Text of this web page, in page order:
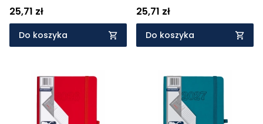
25,71 zł
Do koszyka
25,71 zł
Do koszyka